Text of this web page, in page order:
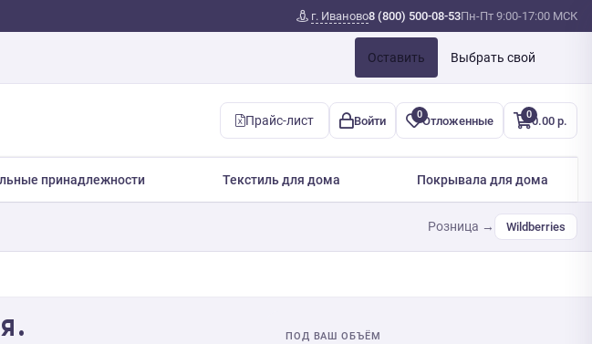
г. Иваново8 (800) 500-08-53Пн-Пт 9:00-17:00 МСК
Оставить Выбрать свой
Прайс-лист Войти 0Отложенные 00.00 р.
принадлежности Текстиль для дома Покрывала для дома
Розница → Wildberries
ПОД ВАШ ОБЪЁМ